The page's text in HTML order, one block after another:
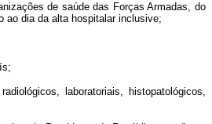
de saúde das Forças Armadas, do
ao dia da alta hospitalar inclusive;
laboratoriais, histopatológicos,